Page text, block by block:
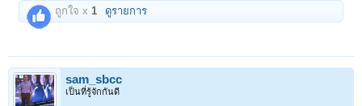
ถูกใจ x 1 ดูรายการ
sam_sbcc
เป็นที่รู้จักกันดี